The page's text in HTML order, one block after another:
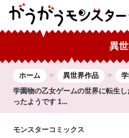
異
ホーム 異世界作品
学園物の乙女ゲームの世界に転生
ったようです 1...
モンスターコミックス